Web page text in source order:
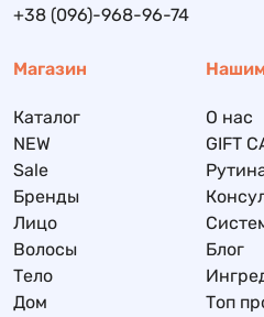
+38 (096)-968-96-74
Магазин
Каталог
NEW
Sale
Бренды
Лицо
Волосы
Тело
Дом
О нас
GIFT
Блог
Топ